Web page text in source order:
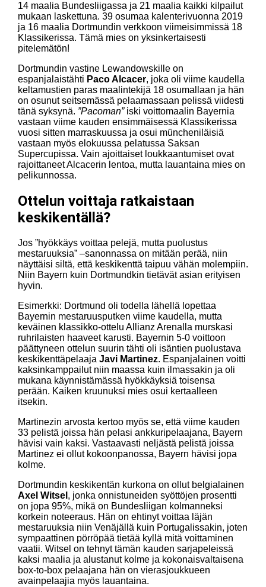
14 maalia Bundesliigassa ja 21 maalia kaikki kilpailut
mukaan laskettuna. 39 osumaa kalenterivuonna 2019
ja 16 maalia Dortmundin verkkoon viimeisimmissä 18
Klassikerissa. Tämä mies on yksinkertaisesti
pitelemätön!
Dortmundin vastine Lewandowskille on
espanjalaistähti Paco Alcacer, joka oli viime kaudella
keltamustien paras maalintekijä 18 osumallaan ja hän
on osunut seitsemässä pelaamassaan pelissä viidesti
tänä syksynä. ”Pacoman”iski voittomaalin Bayernia
vastaan viime kauden ensimmäisessä Klassikerissa
vuosi sitten marraskuussa ja osui müncheniläisiä
vastaan myös elokuussa pelatussa Saksan
Supercupissa. Vain ajoittaiset loukkaantumiset ovat
rajoittaneet Alcacerin lentoa, mutta lauantaina mies on
pelikunnossa.
Ottelun voittaja ratkaistaan
keskikentällä?
Jos ”hyökkäys voittaa pelejä, mutta puolustus
mestaruuksia” –sanonnassa on mitään perää, niin
näyttäisi siltä, että keskikenttä taipuu vähän molempiin.
Niin Bayern kuin Dortmundkin tietävät asian erityisen
hyvin.
Esimerkki: Dortmund oli todella lähellä lopettaa
Bayernin mestaruusputken viime kaudella, mutta
keväinen klassikko-ottelu Allianz Arenalla murskasi
ruhrilaisten haaveet karusti. Bayernin 5-0 voittoon
päättyneen ottelun suurin tähti oli isäntien puolustava
keskikenttäpelaaja Javi Martinez. Espanjalainen voitti
kaksinkamppailut niin maassa kuin ilmassakin ja oli
mukana käynnistämässä hyökkäyksiä toisensa
perään. Kaiken kruunuksi mies osui kertaalleen
itsekin.
Martinezin arvosta kertoo myös se, että viime kauden
33 pelistä joissa hän pelasi ankkuripelaajana, Bayern
hävisi vain kaksi. Vastaavasti neljästä pelistä joissa
Martinez ei ollut kokoonpanossa, Bayern hävisi jopa
kolme.
Dortmundin keskikentän kurkona on ollut belgialainen
Axel Witsel , jonka onnistuneiden syöttöjen prosentti
on jopa 95%, mikä on Bundesliigan kolmanneksi
korkein noteeraus. Hän on ehtinyt voittaa läjän
mestaruuksia niin Venäjällä kuin Portugalissakin, joten
sympaattinen pörröpää tietää kyllä mitä voittaminen
vaatii. Witsel on tehnyt tämän kauden sarjapeleissä
kaksi maalia ja alustanut kolme ja kokonaisvaltaisena
box-to-box pelaajana hän on vierasjoukkueen
avainpelaajia myös lauantaina.